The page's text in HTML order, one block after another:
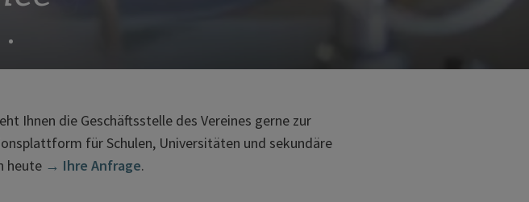
Ihnen die Geschäftsstelle des Vereines gerne zur
für Schulen, Universitäten und sekundäre
heute → Ihre Anfrage.